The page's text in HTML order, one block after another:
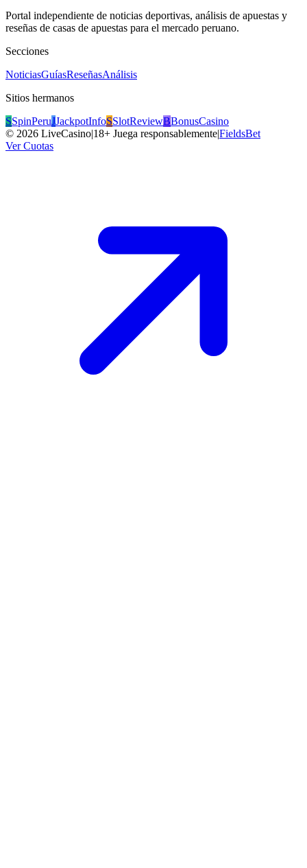
Portal independiente de noticias deportivas, análisis de apuestas y
reseñas de casas de apuestas para el mercado peruano.
Secciones
NoticiasGuíasReseñasAnálisis
Sitios hermanos
SSpinPeruJJackpotInfoSSlotReviewBBonusCasino
© 2026 LiveCasino|18+ Juega responsablemente|FieldsBet
Ver Cuotas